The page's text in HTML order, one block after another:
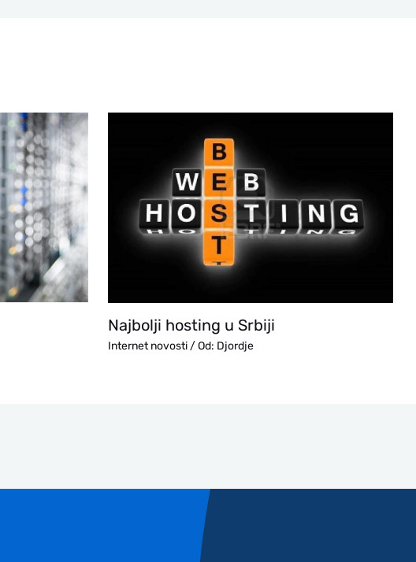
Najbolji hosting u Srbiji
Internet novosti/ Od: Djordje